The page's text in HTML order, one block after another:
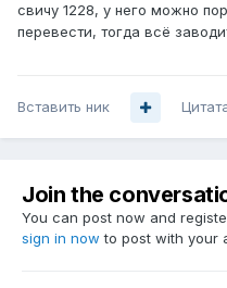
свичу 1228, у него можно
перевести, тогда всё
Вставить ник
Join the
You can post now and
sign in now to post with your